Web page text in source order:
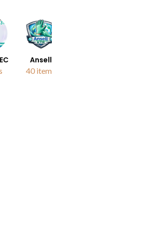
Ansell
40 items